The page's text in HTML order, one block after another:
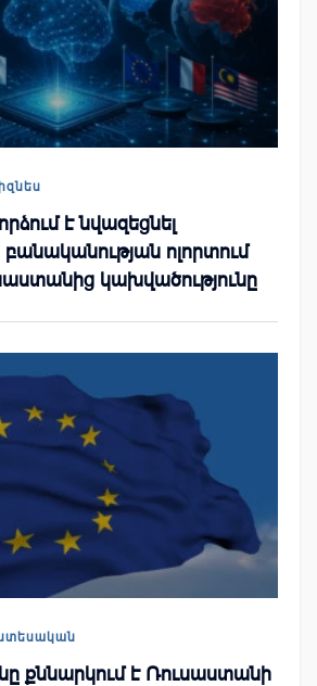
է նվազեցնել
ոլորտում
կախվածությունը
քննարկում է Ռուսաստանի